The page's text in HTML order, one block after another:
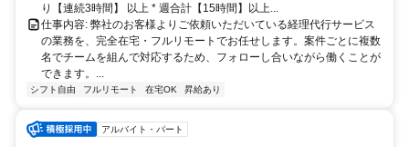
り【連続3時間】 以上 * 週合計【15時間】以上...
仕事内容: 弊社のお客様よりご依頼いただいている経理代行サービス
の業務を、完全在宅・フルリモートでお任せします。案件ごとに複数
名でチームを組んで対応するため、フォローし合いながら働くことが
できます。...
シフト自由 フルリモート 在宅OK 昇給あり
アルバイト・パート